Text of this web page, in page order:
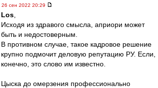
26 сен 2022 20:29
Los
Исходя из здравого смысла, априори может
быть и недостоверным.
В противном случае, такое кадровое решение
крупно подмочит деловую репутацию РУ. Если,
конечно, это слово им известно.
Цыска до омерзения профессионально